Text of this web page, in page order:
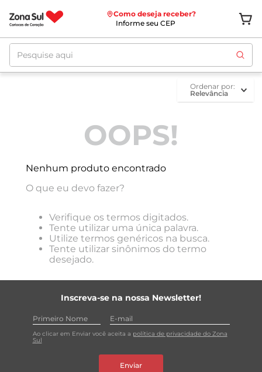
Como deseja receber?
Informe seu CEP
Pesquise aqui
ordenar por
Relevância
OOPS!
Nenhum produto encontrado
O que eu devo fazer?
Verifique os termos digitados.
Tente utilizar uma única palavra.
Utilize termos genéricos na busca.
Tente utilizar sinônimos do termo
desejado.
Inscreva-se na nossa Newsletter!
Ao clicar em Enviar você aceita a política de privacidade do Zona
Sul
Enviar